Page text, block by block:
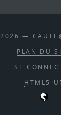
—
PLAN DU
SE
HTML5